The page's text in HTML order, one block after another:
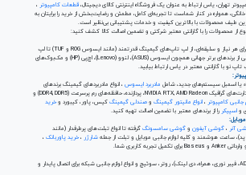
قطعات کامپیوتر
و لوازم جانبی، لوازم خانگی، همواره در کنار شماست تا تجربه‌ای کامل، مطمئن و رضایت‌بخش از خرید را برایتان به
طیف محصولات با بالاترین کیفیت و خدمات پشتیبانی بی‌نظیر است.
از محصولات را با گارانتی معتبر شرکتی و تضمین اصالت کالا کشف کنید:
برای هر نیاز و سلیقه‌ای، از لپ تاپ‌های گیمینگ قدرتمند (مانند ایسوس ROG و TUF) تا لپ
تاپ‌های دانشجویی، اداری و مهندسی از برندهای برتر جهانی همچون ایسوس (ASUS)، لنوو (Lenovo)، اچ‌پی (HP) و مک‌بوک‌های
تاپ نو با گارانتی معتبر در یاس ارتباط بیابید.
یا اسمبل سیستم‌های جدید، شامل مادربرد ایسوس ، انواع مادربردهای گیمینگ برندهای
مطرح ام اس آی و گیگابیت. خرید کارت‌های گرافیک NVIDIA RTX, AMD Radeon، پردازنده‌، حافظه‌های رم پرسرعت (DDR4, DDR5) و
جانبی کامپیوتر انواع مانیتور گیمینگ صندلی گیمینگ
خرید
اسپیکر
آنر گوشی آیفون گوشی سامسونگ گرفته تا انواع تبلت‌های پرطرفدار (مانند
ساعت هوشمند و کلیه لوازم جانبی موبایل و تبلت از جمله شارژر خرید پاوربانک
شامل جدیدترین مدل‌های مودم (ADSL، فیبر نوری، همراه، دی لینک)، روتر، سوئیچ و انواع لوازم جانبی شبکه برای اتصال پایدار و